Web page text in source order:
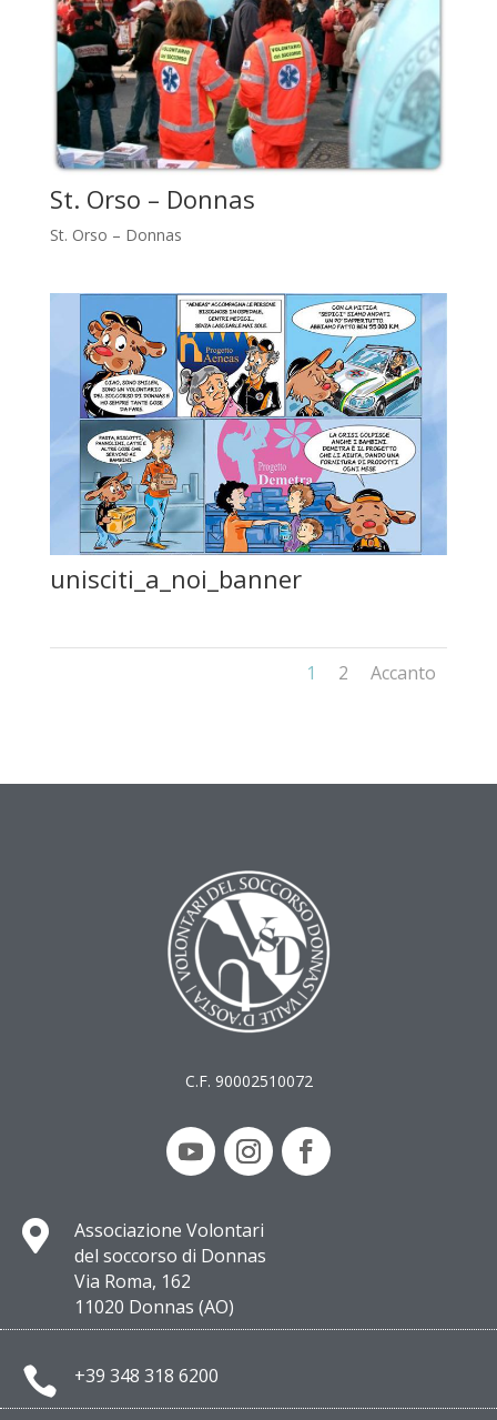
St. Orso – Donnas
St. Orso – Donnas
unisciti_a_noi_banner
1 2 Accanto
C.F. 90002510072

Associazione Volontari
del soccorso di Donnas
Via Roma, 162
11020 Donnas (AO)
 +39 348 318 6200